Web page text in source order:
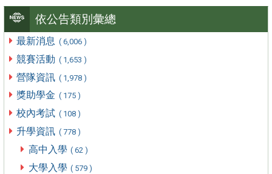
依公告類別彙總
最新消息 ( 6,006 )
競賽活動 ( 1,653 )
營隊資訊 ( 1,978 )
獎助學金 ( 175 )
校內考試 ( 108 )
升學資訊 ( 778 )
高中入學 ( 62 )
大學入學 ( 579 )